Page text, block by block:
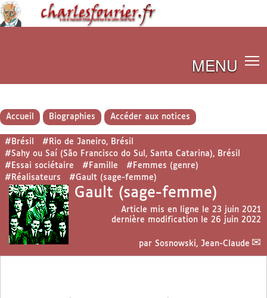
MENU
Accueil Biographies Accéder aux notices
#Brésil
#Rio de Janeiro, Brésil
#Sahy ou Saí (São Francisco do Sul, Santa Catarina), Brésil
#Essai sociétaire
#Famille
#Femmes (genre)
#Réalisateurs
#Gault (sage-femme)
Gault (sage-femme)
Article mis en ligne le 23 juin 2021
dernière modification le 26 juin 2022
par Sosnowski, Jean-Claude